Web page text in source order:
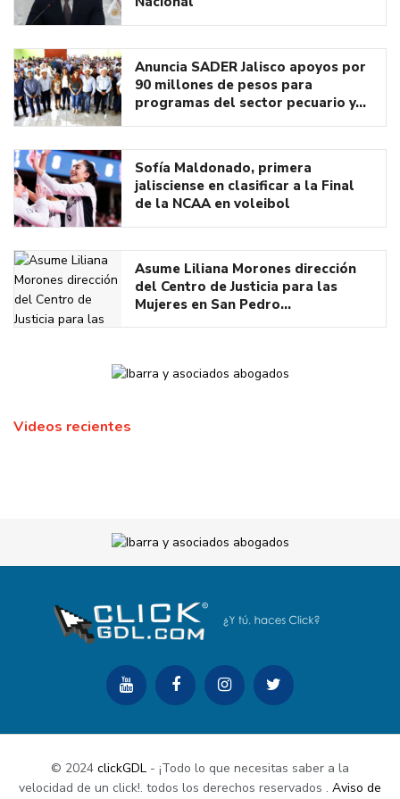
Anuncia SADER Jalisco apoyos por
90 millones de pesos para
programas del sector pecuario y…
Sofía Maldonado, primera
jalisciense en clasificar a la Final
de la NCAA en voleibol
Asume Liliana Morones dirección
del Centro de Justicia para las
Mujeres en San Pedro…
Videos recientes
© 2024 clickGDL - ¡Todo lo que necesitas saber a la
velocidad de un click!. todos los derechos reservados . Aviso de